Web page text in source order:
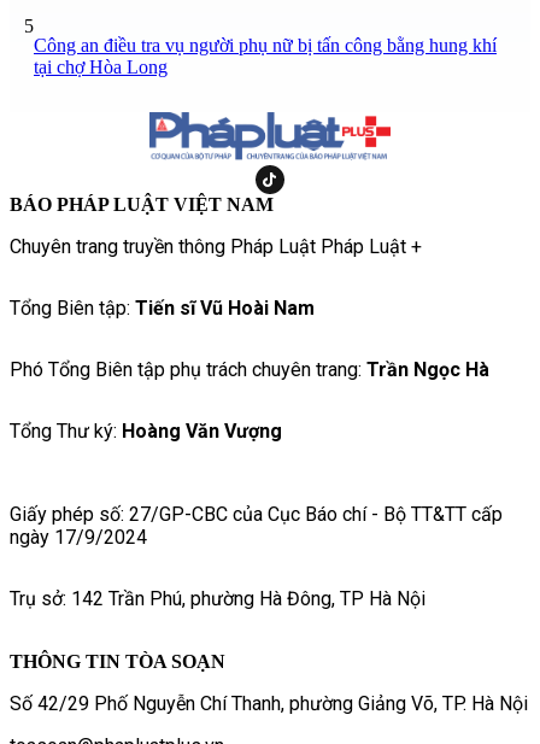
5
Công an điều tra vụ người phụ nữ bị tấn công bằng hung khí
tại chợ Hòa Long
BÁO PHÁP LUẬT VIỆT NAM
Chuyên trang truyền thông Pháp Luật Pháp Luật +
Tổng Biên tập: Tiến sĩ Vũ Hoài Nam
Phó Tổng Biên tập phụ trách chuyên trang: Trần Ngọc Hà
Tổng Thư ký: Hoàng Văn Vượng
Giấy phép số: 27/GP-CBC của Cục Báo chí - Bộ TT&TT cấp
ngày 17/9/2024
Trụ sở: 142 Trần Phú, phường Hà Đông, TP Hà Nội
THÔNG TIN TÒA SOẠN
Số 42/29 Phố Nguyễn Chí Thanh, phường Giảng Võ, TP. Hà Nội